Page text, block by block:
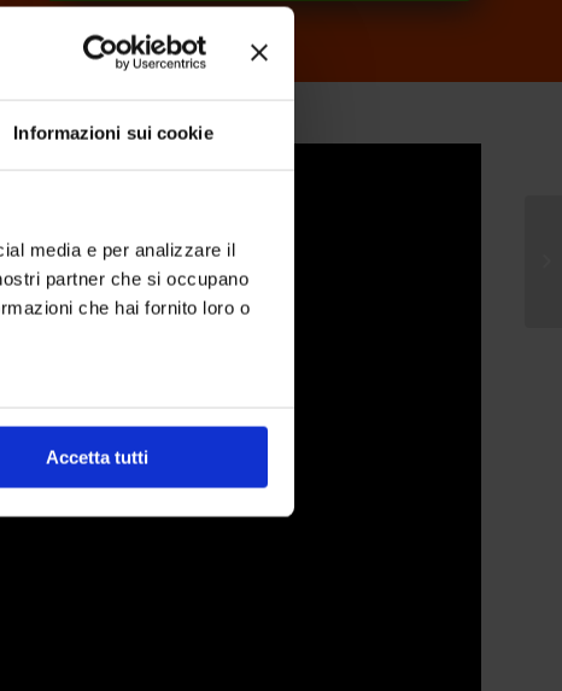
Informazioni sui cookie
media e per analizzare il
partner che si occupano
che hai fornito loro o
Accetta tutti